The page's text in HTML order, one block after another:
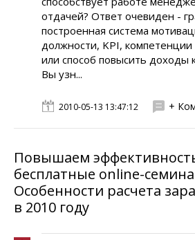
отдачей? Ответ очевиден -
построенная система
должности, KPI,
или способ повысить доходы
Вы узн...
2010-05-13 13:47:12 +
Повышаем
бесплатные online-
Особенности расчета
в 2010 году